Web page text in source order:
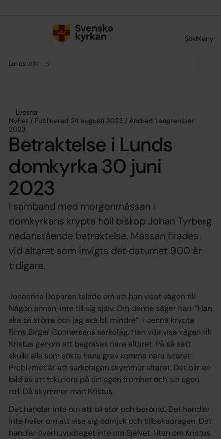
SökMeny
Lunds stift
Lyssna
Nyhet / Publicerad 24 augusti 2023 / Ändrad 1 september
2023
Betraktelse i Lunds
domkyrka 30 juni
2023
I samband med morgonmässan i
domkyrkans krypta höll biskop Johan Tyrberg
nedanstående betraktelse. Mässan firades
vid altaret som invigts det datumet 900 år
tidigare.
Johannes Döparen talade om att han visar vägen till
Någon annan, inte till sig själv. Om denne säger han: ”Han
ska bli större och jag ska bli mindre”. I denna krypta
finns Birger Gunnersens sarkofag. Han ville visa vägen till
Kristus genom att begravas nära altaret. På så sätt
skulle alla som sökte hans grav komma nära altaret.
Problemet är att sarkofagen skymmer altaret. Det blir en
bild av att fokusera på sin egen fromhet och sin egen
roll. Då skymmer man Kristus.
Det handlar inte om att bli stor och berömd. Det handlar
inte heller om att visa sig ödmjuk och tillbakadragen. Det
handlar överhuvudtaget inte om Självet. Utan om Kristus.